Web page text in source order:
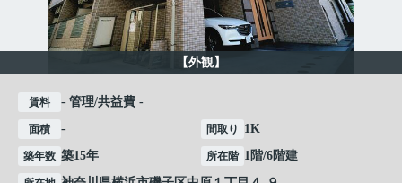
【外観】
賃料 - 管理/共益費 -
面積 - 間取り 1K
築年数 築15年 所在階 1階/6階建